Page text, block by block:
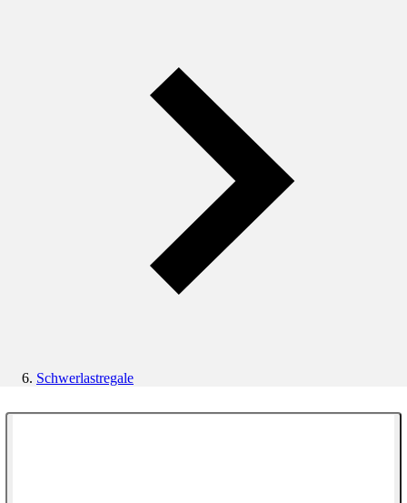
Schwerlastregale